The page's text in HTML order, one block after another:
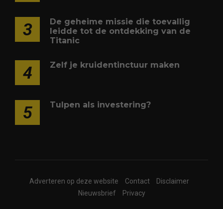
3
De geheime missie die toevallig
leidde tot de ontdekking van de
Titanic
4 Zelf je kruidentinctuur maken
5 Tulpen als investering?
Adverteren op deze website Contact
Disclaimer
Nieuwsbrief
Privacy